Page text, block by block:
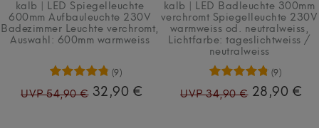
kalb | LED Spiegelleuchte
600mm Aufbauleuchte 230V
Badezimmer Leuchte verchromt
Auswahl: 600mm warmweiss
(9)
UVP 54,90 € 32,90 €
kalb | LED Badleuchte 300mm
verchromt Spiegelleuchte 230V
warmweiss od. neutralweiss
Lichtfarbe: tageslichtweiss /
neutralweiss
(9)
UVP 34,90 € 28,90 €